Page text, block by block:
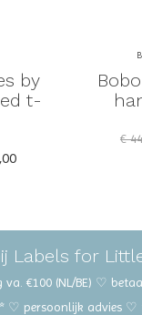
by
t-
€
Labels for
va. €100 (NL/BE) ♡
♡ persoonlijk advies ♡